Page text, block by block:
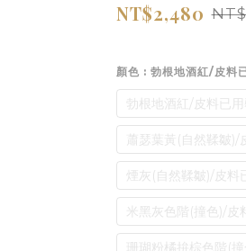
NT$2,480
顏色 : 勃根地酒紅/皮料
勃根地酒紅/皮料已
蕭瑟葉黃(自然鞣皺
煙灰(自然鞣皺)/皮料
米黑灰色階(撞色)/皮
珊瑚粉橘拚棕色階(